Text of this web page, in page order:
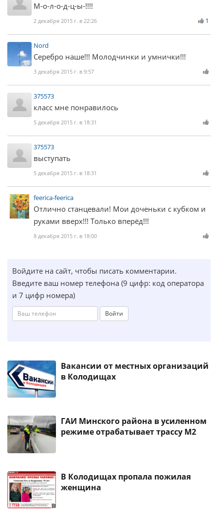
М-о-л-о-д-ц-ы-!!!!
2 декабря 2015 г. в 22:26 1
Nord
Серебро наше!!! Молодчинки и умнички!!!
3 декабря 2015 г. в 9:57
375573
класс мне понравилось
5 декабря 2015 г. в 18:31
375573
выступать
5 декабря 2015 г. в 18:31
feerica-feerica
Отлично станцевали! Мои доченьки с кубком и
руками вверх!!! Только вперёд!!!
8 декабря 2015 г. в 18:00
Войдите на сайт, чтобы писать комментарии.
Введите ваш номер телефона (9 цифр: код оператора
и 7 цифр номера)
Войти
Вакансии от местных организаций
в Колодищах
ГАИ Минского района в усиленном
режиме отрабатывает трассу М2
В Колодищах пропала пожилая
женщина